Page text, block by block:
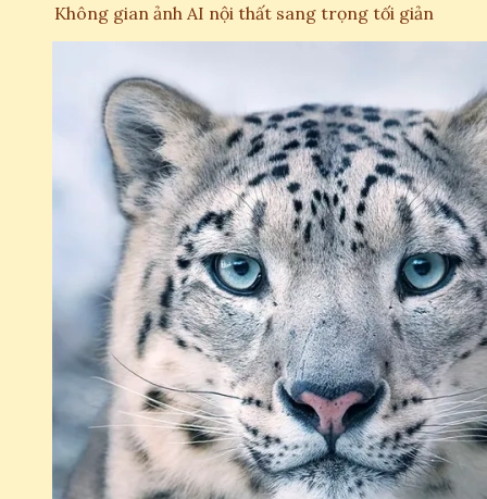
Không gian ảnh AI nội thất sang trọng tối giản